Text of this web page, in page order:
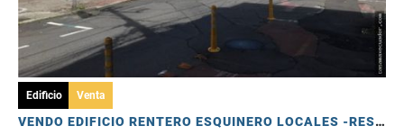
Edificio Venta
VENDO EDIFICIO RENTERO ESQUINERO LOCALES -RESTAURANTE- MARISCAL